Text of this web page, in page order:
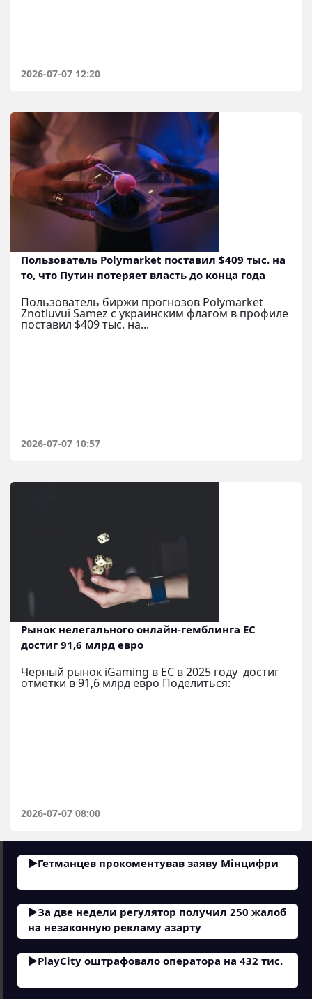
2026-07-07 12:20
Пользователь Polymarket поставил $409 тыс. на
то, что Путин потеряет власть до конца года
Пользователь биржи прогнозов Polymarket
Znotluvui Samez с украинским флагом в профиле
поставил $409 тыс. на...
2026-07-07 10:57
Рынок нелегального онлайн-гемблинга ЕС
достиг 91,6 млрд евро
Черный рынок iGaming в ЕС в 2025 году достиг
отметки в 91,6 млрд евро Поделиться:
2026-07-07 08:00
Гетманцев прокоментував заяву Мінцифри
За две недели регулятор получил 250 жалоб
на незаконную рекламу азарту
PlayCity оштрафовало оператора на 432 тис.